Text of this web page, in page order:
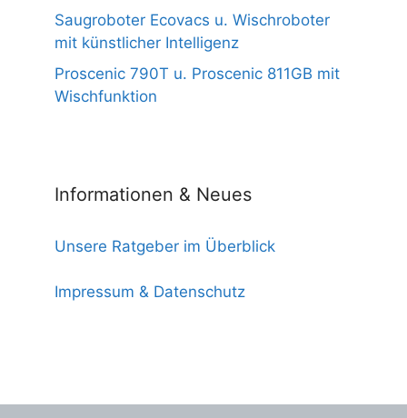
Saugroboter Ecovacs u. Wischroboter
mit künstlicher Intelligenz
Proscenic 790T u. Proscenic 811GB mit
Wischfunktion
Informationen & Neues
Unsere Ratgeber im Überblick
Impressum & Datenschutz